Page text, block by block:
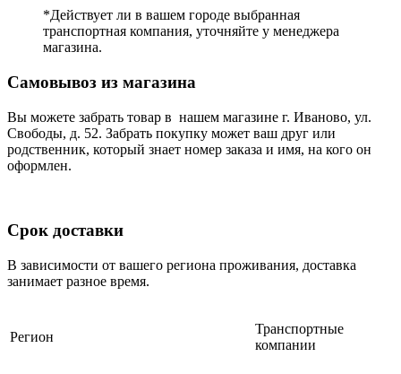
*Действует ли в вашем городе выбранная
транспортная компания, уточняйте у менеджера
магазина.
Самовывоз из магазина
Вы можете забрать товар в нашем магазине г. Иваново, ул.
Свободы, д. 52. Забрать покупку может ваш друг или
родственник, который знает номер заказа и имя, на кого он
оформлен.
Срок доставки
В зависимости от вашего региона проживания, доставка
занимает разное время.
Регион
Транспортные
компании